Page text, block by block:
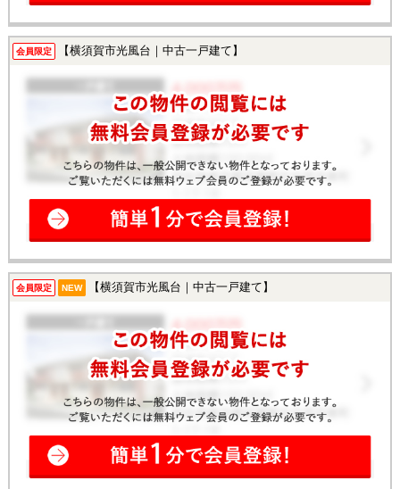
会員限定 【横須賀市光風台｜中古一戸建て】
会員限定 NEW 【横須賀市光風台｜中古一戸建て】